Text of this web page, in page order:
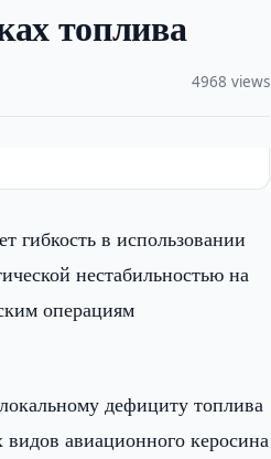
топлива
4968 views
гибкость в использовании
нестабильностью на
операциям
дефициту топлива
авиационного керосина